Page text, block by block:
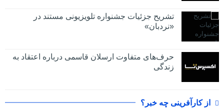
تشریح جزئیات جشنواره‌ تلویزیونی مستند در
«نردبان»
حرف‌های متفاوت ارسلان قاسمی درباره اعتقاد به
زندگی
از کارآفرینی چه خبر؟